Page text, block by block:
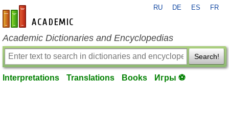
en-academic.com
RU DE ES FR
Academic Dictionaries and Encyclopedias
Search!
Interpretations Translations Books Игры ⚽